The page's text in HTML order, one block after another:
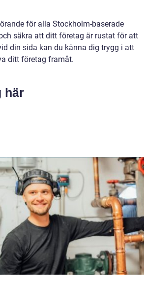
för alla Stockholm-baserade
säkra att ditt företag är rustat för att
din sida kan du känna dig trygg i att
ditt företag framåt.
här